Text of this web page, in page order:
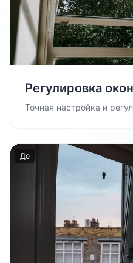
Регулировка окон
Точная настройка и
До